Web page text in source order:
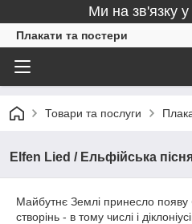
Ми на зв'язку у
Плакати та постери
Товари та послуги
Elfen Lied / Ельфійська
Майбутнє Землі принесло появу
створінь - в тому числі і